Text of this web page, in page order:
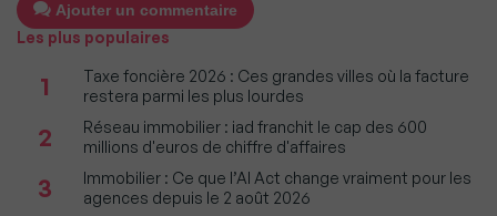
Ajouter un commentaire
Les plus populaires
1
Taxe foncière 2026 : Ces grandes villes où la facture
restera parmi les plus lourdes
2
Réseau immobilier : iad franchit le cap des 600
millions d'euros de chiffre d'affaires
3
Immobilier : Ce que l’AI Act change vraiment pour les
agences depuis le 2 août 2026